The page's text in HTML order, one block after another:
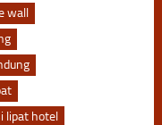
wall
lipat hotel